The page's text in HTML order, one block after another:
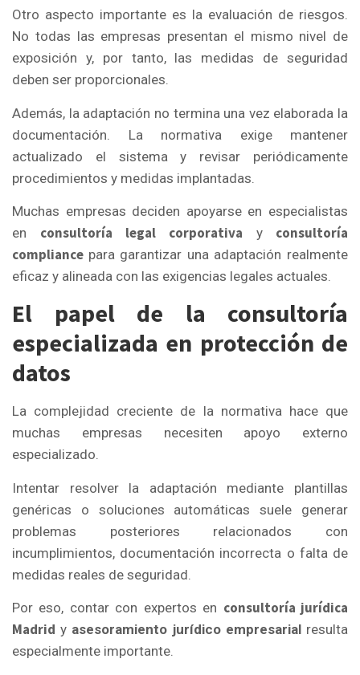
Otro aspecto importante es la evaluación de riesgos.
No todas las empresas presentan el mismo nivel de
exposición y, por tanto, las medidas de seguridad
deben ser proporcionales.
Además, la adaptación no termina una vez elaborada la
documentación. La normativa exige mantener
actualizado el sistema y revisar periódicamente
procedimientos y medidas implantadas.
Muchas empresas deciden apoyarse en especialistas
en consultoría legal corporativa y
consultoría
compliance para garantizar una adaptación realmente
eficaz y alineada con las exigencias legales actuales.
El papel de la consultoría
especializada en protección de
datos
La complejidad creciente de la normativa hace que
muchas empresas necesiten apoyo externo
especializado.
Intentar resolver la adaptación mediante plantillas
genéricas o soluciones automáticas suele generar
problemas posteriores relacionados con
incumplimientos, documentación incorrecta o falta de
medidas reales de seguridad.
Por eso, contar con expertos en consultoría jurídica
Madrid y asesoramiento jurídico empresarialresulta
especialmente importante.